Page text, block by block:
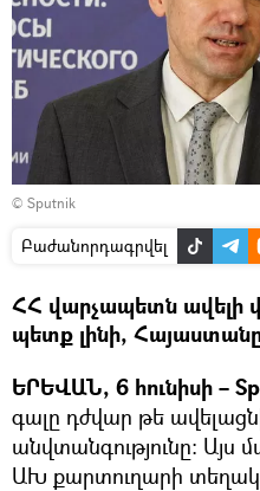
© Sputnik
Բաժանորդագրվել
ՀՀ վարչապետն ավելի
պետք լինի,
ԵՐԵՎԱՆ, 6 հունիսի –
գալը դժվար թե
անվտանգությունը։
ԱԽ քարտուղարի